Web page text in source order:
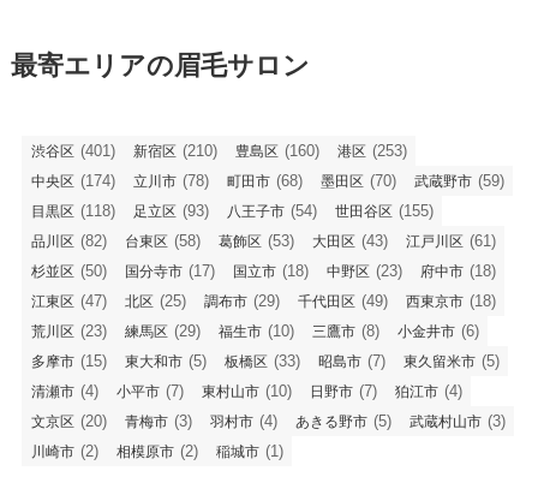
最寄エリアの眉毛サロン
渋谷区 (401) 新宿区 (210) 豊島区 (160) 港区 (253)
中央区 (174) 立川市 (78) 町田市 (68) 墨田区 (70) 武蔵野市 (59)
目黒区 (118) 足立区 (93) 八王子市 (54) 世田谷区 (155)
品川区 (82) 台東区 (58) 葛飾区 (53) 大田区 (43) 江戸川区 (61)
杉並区 (50) 国分寺市 (17) 国立市 (18) 中野区 (23) 府中市 (18)
江東区 (47) 北区 (25) 調布市 (29) 千代田区 (49) 西東京市 (18)
荒川区 (23) 練馬区 (29) 福生市 (10) 三鷹市 (8) 小金井市 (6)
多摩市 (15) 東大和市 (5) 板橋区 (33) 昭島市 (7) 東久留米市 (5)
清瀬市 (4) 小平市 (7) 東村山市 (10) 日野市 (7) 狛江市 (4)
文京区 (20) 青梅市 (3) 羽村市 (4) あきる野市 (5) 武蔵村山市 (3)
川崎市 (2) 相模原市 (2) 稲城市 (1)